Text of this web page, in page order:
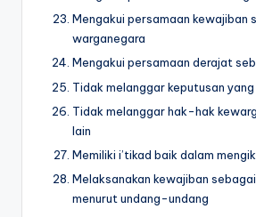
Mengakui persamaan kewajiban
warganegara
Mengakui persamaan derajat
Tidak melanggar keputusan
Tidak melanggar hak-hak
lain
Memiliki i’tikad baik dalam
Melaksanakan kewajiban
menurut undang-undang